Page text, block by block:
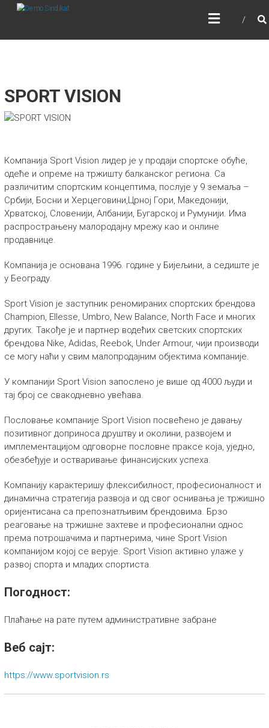
DEMOSINDIKAT
SPORT VISION
Компанија Sport Vision лидер је у продаји спортске обуће,
одеће и опреме на тржишту балканског региона. Са
различитим спортским концептима, послује у 9 земаља –
Србији, Босни и Херцеговини,Црној Гори, Македонији,
Хрватској, Словенији, Албанији, Бугарској и Румунији. Има
распрострањену малородајну мрежу као и онлине
продавнице.
Компанија је основана 1996. године у Бијељини, а седиште је
у Београду.
Sport Vision је заступник реномираних спортских брендова
Champion, Ellesse, Umbro, New Balance, North Face и многих
других. Такође је и партнер водећих светских спортских
брендова Nike, Adidas, Reebok, Under Armour, чији производи
се могу наћи у свим малопродајним објектима компаније.
У компанији Sport Vision запослено је више од 4000 људи и
тај број се свакодневно увећава.
Пословање компаније Sport Vision посвећено је давању
позитивног доприноса друштву и околини, развојем и
имплементацијом одговорне пословне праксе која, уједно,
обезбеђује и остваривање финансијских успеха.
Компанију карактеришу флексибилност, професионалност и
динамична стратегија развоја и од свог оснивања је тржишно
оријентисана са препознатљивим брендовима. Брзо
реаговање на тржишне захтеве и професионални однос
према потрошачима и партнерима, чине Sport Vision
компанијом којој се верује. Sport Vision активно улаже у
развој спорта и младих спортиста.
Погодност:
Плаћање на рате путем административне забране
Веб сајт:
https://www.sportvision.rs